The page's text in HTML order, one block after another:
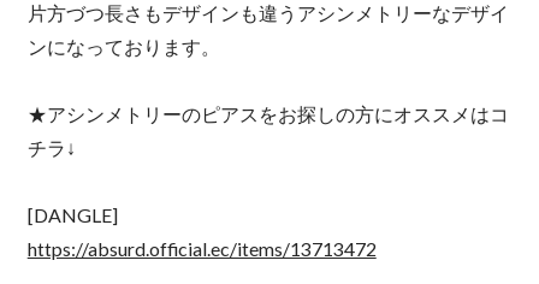
片方づつ長さもデザインも違うアシンメトリーなデザイ
ンになっております。
★アシンメトリーのピアスをお探しの方にオススメはコ
チラ↓
[DANGLE]
https://absurd.official.ec/items/13713472